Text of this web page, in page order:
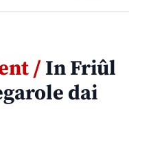
/In Friûl
dai